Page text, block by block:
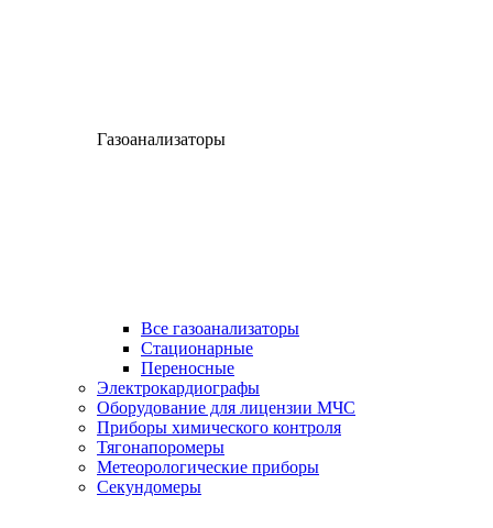
Газоанализаторы
Все газоанализаторы
Cтационарные
Переносные
Электрокардиографы
Оборудование для лицензии МЧС
Приборы химического контроля
Тягонапоромеры
Метеорологические приборы
Секундомеры